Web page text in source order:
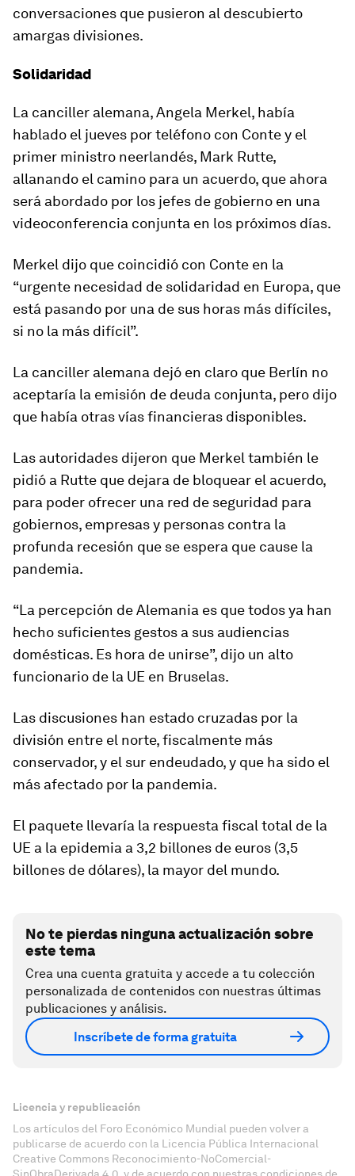
conversaciones que pusieron al descubierto
amargas divisiones.
Solidaridad
La canciller alemana, Angela Merkel, había
hablado el jueves por teléfono con Conte y el
primer ministro neerlandés, Mark Rutte,
allanando el camino para un acuerdo, que ahora
será abordado por los jefes de gobierno en una
videoconferencia conjunta en los próximos días.
Merkel dijo que coincidió con Conte en la
“urgente necesidad de solidaridad en Europa, que
está pasando por una de sus horas más difíciles,
si no la más difícil”.
La canciller alemana dejó en claro que Berlín no
aceptaría la emisión de deuda conjunta, pero dijo
que había otras vías financieras disponibles.
Las autoridades dijeron que Merkel también le
pidió a Rutte que dejara de bloquear el acuerdo,
para poder ofrecer una red de seguridad para
gobiernos, empresas y personas contra la
profunda recesión que se espera que cause la
pandemia.
“La percepción de Alemania es que todos ya han
hecho suficientes gestos a sus audiencias
domésticas. Es hora de unirse”, dijo un alto
funcionario de la UE en Bruselas.
Las discusiones han estado cruzadas por la
división entre el norte, fiscalmente más
conservador, y el sur endeudado, y que ha sido el
más afectado por la pandemia.
El paquete llevaría la respuesta fiscal total de la
UE a la epidemia a 3,2 billones de euros (3,5
billones de dólares), la mayor del mundo.
No te pierdas ninguna actualización sobre
este tema
Crea una cuenta gratuita y accede a tu colección
personalizada de contenidos con nuestras últimas
publicaciones y análisis.
Inscríbete de forma gratuita
Licencia y republicación
Los artículos del Foro Económico Mundial pueden volver a
publicarse de acuerdo con la Licencia Pública Internacional
Creative Commons Reconocimiento-NoComercial-